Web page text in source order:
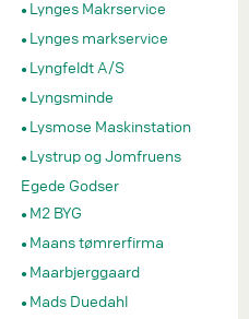
Lynges Makrservice
Lynges markservice
Lyngfeldt A/S
Lyngsminde
Lysmose Maskinstation
Lystrup og Jomfruens
Egede Godser
M2 BYG
Maans tømrerfirma
Maarbjerggaard
Mads Duedahl